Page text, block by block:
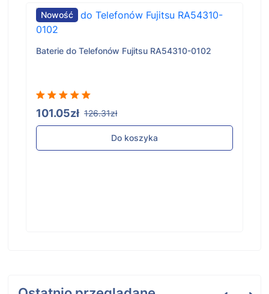
Nowość
Baterie do Telefonów Fujitsu RA54310-0102
101.05zł 126.31zł
Do koszyka